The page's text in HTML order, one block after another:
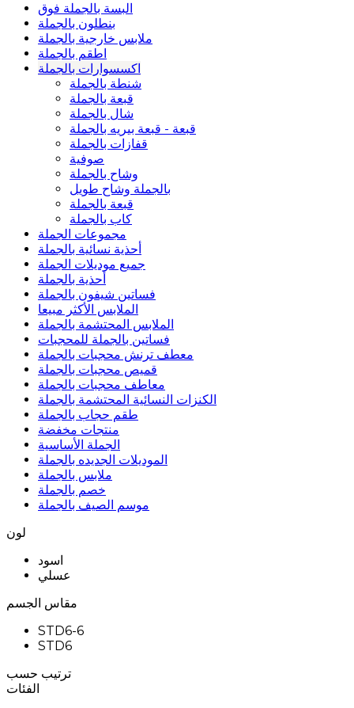
البسة بالجملة فوق
بنطلون بالجملة
ملابس خارجية بالجملة
اطقم بالجملة
اكسسوارات بالجملة
شنطة بالجملة
قبعة بالجملة
شال بالجملة
قبعة - قبعة بيريه بالجملة
قفازات بالجملة
صوفية
وشاح بالجملة
بالجملة وشاح طويل
قبعة بالجملة
كاب بالجملة
مجموعات الجملة
أحذية نسائية بالجملة
جميع موديلات الجملة
أحذية بالجملة
فساتين شيفون بالجملة
الملابس الأكثر مبيعا
الملابس المحتشمة بالجملة
فساتين بالجملة للمحجبات
معطف ترنش محجبات بالجملة
قميص محجبات بالجملة
معاطف محجبات بالجملة
الكنزات النسائية المحتشمة بالجملة
طقم حجاب بالجملة
منتجات مخفضة
الجملة الأساسية
الموديلات الجديده بالجملة
ملابس بالجملة
خصم بالجملة
موسم الصيف بالجملة
لون
اسود
عسلي
مقاس الجسم
STD6-6
STD6
ترتيب حسب
الفئات